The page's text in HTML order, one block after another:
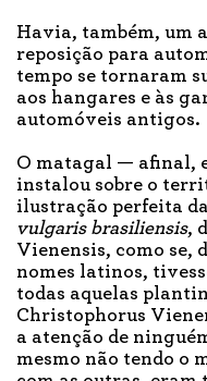
Havia, também, um
reposição para
tempo se tornaram
aos hangares e às
automóveis antigos.
O matagal — afinal,
instalou sobre o
ilustração perfeita
vulgaris brasiliensis,
Vienensis, como se,
nomes latinos,
todas aquelas
Christophorus
a atenção de
mesmo não tendo o